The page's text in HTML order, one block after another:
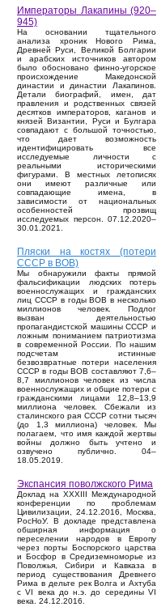
Императоры Лакапины (920–
945)
На основании тщательного
анализа хроник Нового Рима,
Древней Руси, Великой Болгарии
и арабских источников автором
было обосновано финно-угорское
происхождение Македонской
династии и династии Лакапинов.
Детали биографий, имен, дат
правления и родственных связей
десятков императоров, каганов и
князей Византии, Руси и Булгара
совпадают с большой точностью,
что дает возможность
идентифицировать все
исследуемые личности с
реальными историческими
фигурами. В местных летописях
они имеют различные или
совпадающие имена, в
зависимости от национальных
особенностей прозвищ
исследуемых персон. 07.12.2020–
30.01.2021.
Пляски на костях (потери
СССР в ВОВ)
Мы обнаружили факты прямой
фальсификации людских потерь
военнослужащих и гражданских
лиц СССР в годы ВОВ в несколько
миллионов человек. Подлог
вызван деятельностью
пропагандистской машины СССР и
ложным пониманием патриотизма
в современной России. По нашим
подсчетам истинные
безвозвратные потери населения
СССР в годы ВОВ составляют 7,6–
8,7 миллионов человек из числа
военнослужащих и общие потери с
гражданскими лицами 12,8–13,9
миллиона человек. Сбежали из
сталинского рая СССР сотни тысяч
(до 1,3 миллиона) человек. Мы
полагаем, что имя каждой жертвы
войны должно быть учтено и
озвучено публично. 04–
18.05.2019.
Экспансия поволжского Рима
Доклад на XXXIII Международной
конференции по проблемам
Цивилизации, 24.12.2016, Москва,
РосНоУ. В докладе представлена
обширная информация о
переселении народов в Европу
через порты Боспорского царства
и Босфор в Средиземноморье из
Поволжья, Сибири и Кавказа в
период существования Древнего
Рима в дельте рек Волга и Ахтуба
с VI века до н.э. до середины VI
века. 24.12.2016.